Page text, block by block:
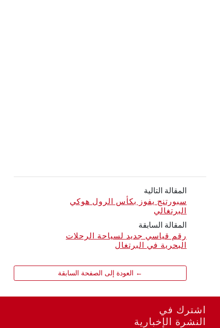
المقالة التالية
سبورتنج يفوز بكأس الرول هوكي
البرتغالي
المقالة السابقة
رقم قياسي جديد لسياحة الرحلات
البحرية في البرتغال
← العودة إلى الصفحة السابقة
اشترك في
النشرة الإخبارية